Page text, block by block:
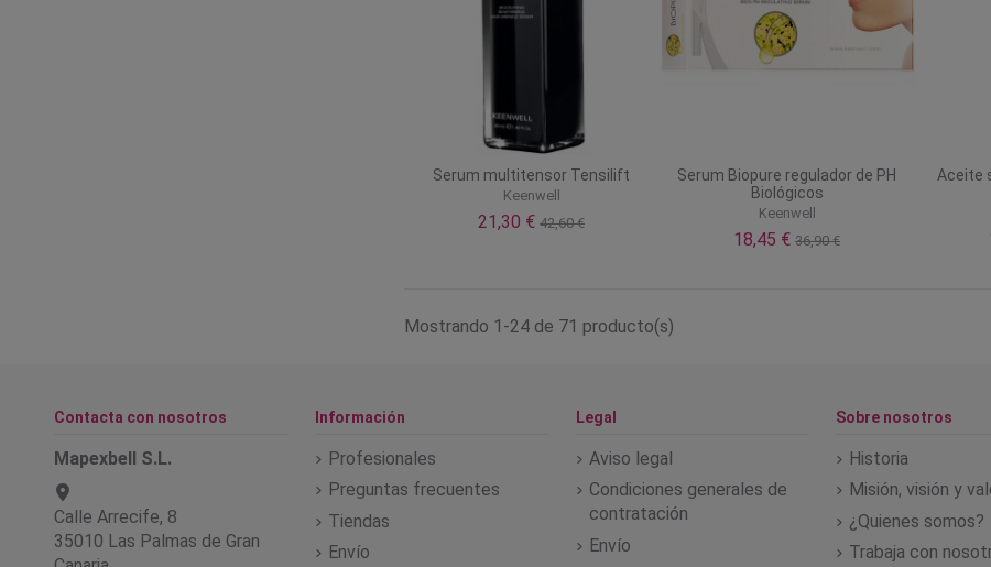
Serum multitensor Tensilift
Keenwell
21,30 €42,60 €
Serum Biopure regulador de PH
Biológicos
Keenwell
18,45 €36,90 €
Aceite
Mostrando 1-24 de 71 producto(s)
Contacta con nosotros
Mapexbell S.L.
Calle Arrecife, 8
35010 Las Palmas de Gran
Información
Profesionales
Preguntas frecuentes
Tiendas
Envío
Legal
Aviso legal
Condiciones generales de
contratación
Envío
Sobre nosotros
Historia
Misión, visión y
¿Quienes somos?
Trabaja con